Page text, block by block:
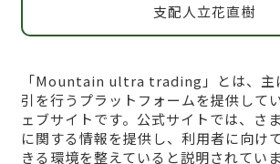
支配人立花直樹
「Mountain ultra trading」とは、主
引を行うプラットフォームを提供して
ェブサイトです。公式サイトでは、さ
に関する情報を提供し、利用者に向け
きる環境を整えていると説明されてい